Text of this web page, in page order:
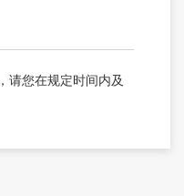
请您在规定时间内及